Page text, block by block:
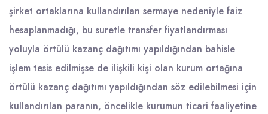
şirket ortaklarına kullandırılan sermaye nedeniyle faiz
hesaplanmadığı, bu suretle transfer fiyatlandırması
yoluyla örtülü kazanç dağıtımı yapıldığından bahisle
işlem tesis edilmişse de ilişkili kişi olan kurum ortağına
örtülü kazanç dağıtımı yapıldığından söz edilebilmesi için
kullandırılan paranın, öncelikle kurumun ticari faaliyetine